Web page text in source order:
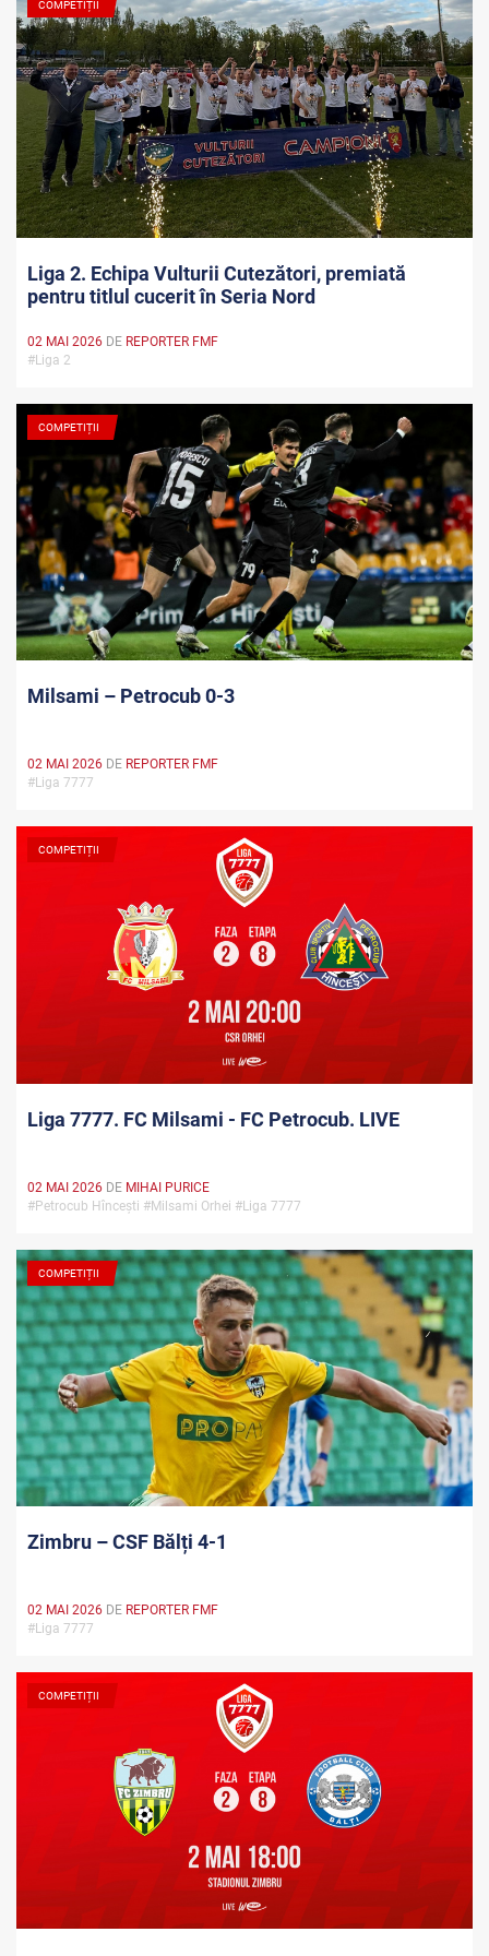
COMPETIȚII
Liga 2. Echipa Vulturii Cutezători, premiată
pentru titlul cucerit în Seria Nord
02 MAI 2026 DE REPORTER FMF
#Liga 2
COMPETIȚII
Milsami – Petrocub 0-3
02 MAI 2026 DE REPORTER FMF
#Liga 7777
COMPETIȚII
Liga 7777. FC Milsami - FC Petrocub. LIVE
02 MAI 2026 DE MIHAI PURICE
#Petrocub Hîncești #Milsami Orhei #Liga 7777
COMPETIȚII
Zimbru – CSF Bălți 4-1
02 MAI 2026 DE REPORTER FMF
#Liga 7777
COMPETIȚII